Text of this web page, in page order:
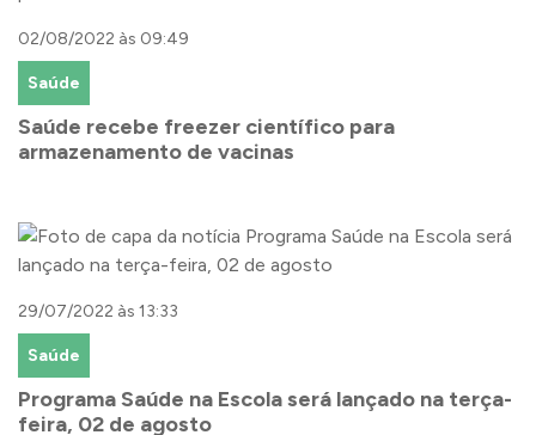
02/08/2022 às 09:49
Saúde
Saúde recebe freezer científico para
armazenamento de vacinas
29/07/2022 às 13:33
Saúde
Programa Saúde na Escola será lançado na terça-
feira, 02 de agosto